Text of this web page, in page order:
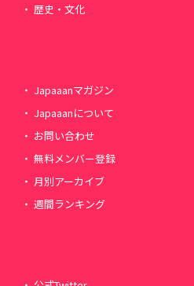
歴史・文化
Japaaanマガジン
Japaaanについて
お問い合わせ
無料メンバー登録
月別アーカイブ
週間ランキング